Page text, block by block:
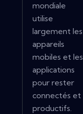
mondiale
utilise
largement les
appareils
mobiles et les
applications
pour rester
connectés et
productifs.